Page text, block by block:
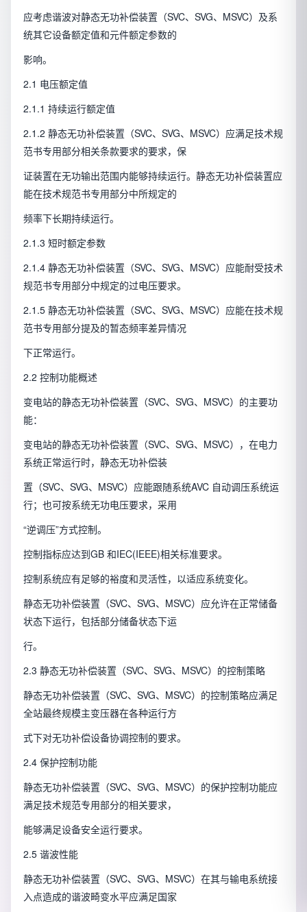
应考虑谐波对静态无功补偿装置（SVC、SVG、MSVC）及系
统其它设备额定值和元件额定参数的
影响。
2.1 电压额定值
2.1.1 持续运行额定值
2.1.2 静态无功补偿装置（SVC、SVG、MSVC）应满足技术规
范书专用部分相关条款要求的要求，保
证装置在无功输出范围内能够持续运行。静态无功补偿装置应
能在技术规范书专用部分中所规定的
频率下长期持续运行。
2.1.3 短时额定参数
2.1.4 静态无功补偿装置（SVC、SVG、MSVC）应能耐受技术
规范书专用部分中规定的过电压要求。
2.1.5 静态无功补偿装置（SVC、SVG、MSVC）应能在技术规
范书专用部分提及的暂态频率差异情况
下正常运行。
2.2 控制功能概述
变电站的静态无功补偿装置（SVC、SVG、MSVC）的主要功
能：
变电站的静态无功补偿装置（SVC、SVG、MSVC），在电力
系统正常运行时，静态无功补偿装
置（SVC、SVG、MSVC）应能跟随系统AVC 自动调压系统运
行；也可按系统无功电压要求，采用
“逆调压”方式控制。
控制指标应达到GB 和IEC(IEEE)相关标准要求。
控制系统应有足够的裕度和灵活性，以适应系统变化。
静态无功补偿装置（SVC、SVG、MSVC）应允许在正常储备
状态下运行，包括部分储备状态下运
行。
2.3 静态无功补偿装置（SVC、SVG、MSVC）的控制策略
静态无功补偿装置（SVC、SVG、MSVC）的控制策略应满足
全站最终规模主变压器在各种运行方
式下对无功补偿设备协调控制的要求。
2.4 保护控制功能
静态无功补偿装置（SVC、SVG、MSVC）的保护控制功能应
满足技术规范专用部分的相关要求，
能够满足设备安全运行要求。
2.5 谐波性能
静态无功补偿装置（SVC、SVG、MSVC）在其与输电系统接
入点造成的谐波畸变水平应满足国家